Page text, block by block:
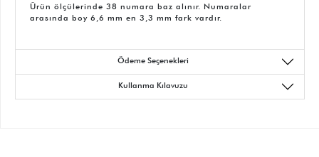
Ürün ölçülerinde 38 numara baz alınır. Numaralar
arasında boy 6,6 mm en 3,3 mm fark vardır.
Ödeme Seçenekleri
Kullanma Kılavuzu